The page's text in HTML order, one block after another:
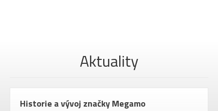
Aktuality
Historie a vývoj značky Megamo